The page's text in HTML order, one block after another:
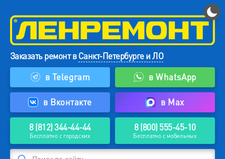
Заказать ремонт вСанкт-Петербурге и ЛО
в Telegram
в WhatsApp
в Вконтакте в Max
8 (812) 344-44-44
Бесплатно с городских
8 (800) 555-45-10
Бесплатно с мобильных